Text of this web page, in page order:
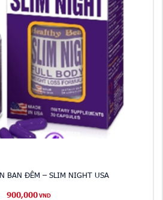
BAN ĐÊM – SLIM NIGHT USA
900,000 VND